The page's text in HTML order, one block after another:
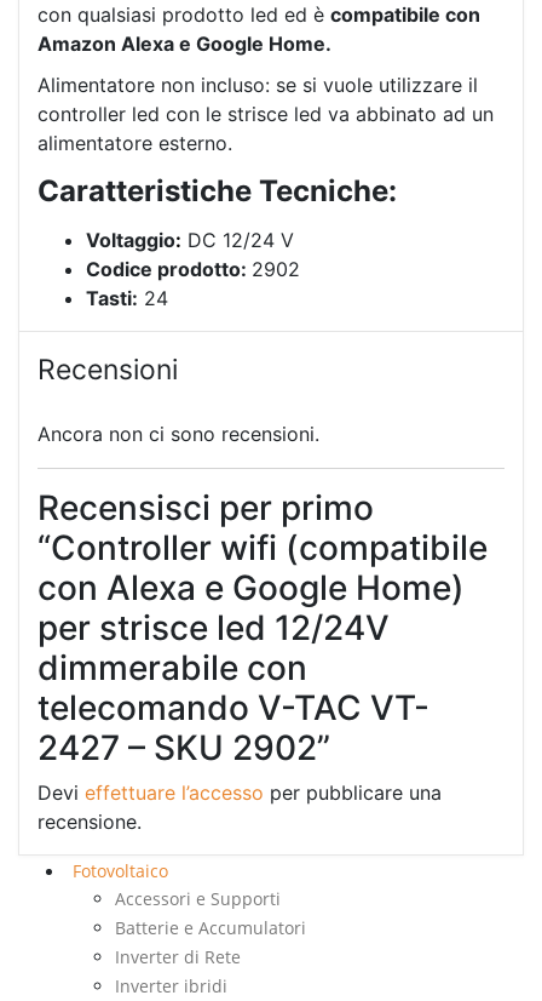
con qualsiasi prodotto led ed è compatibile con
Amazon Alexa e Google Home.
Alimentatore non incluso: se si vuole utilizzare il
controller led con le strisce led va abbinato ad un
alimentatore esterno.
Caratteristiche Tecniche:
Voltaggio: DC 12/24 V
Codice prodotto: 2902
Tasti: 24
Recensioni
Ancora non ci sono recensioni.
Recensisci per primo
“Controller wifi (compatibile
con Alexa e Google Home)
per strisce led 12/24V
dimmerabile con
telecomando V-TAC VT-
2427 – SKU 2902”
Devi effettuare l’accesso per pubblicare una
recensione.
Fotovoltaico
Accessori e Supporti
Batterie e Accumulatori
Inverter di Rete
Inverter ibridi